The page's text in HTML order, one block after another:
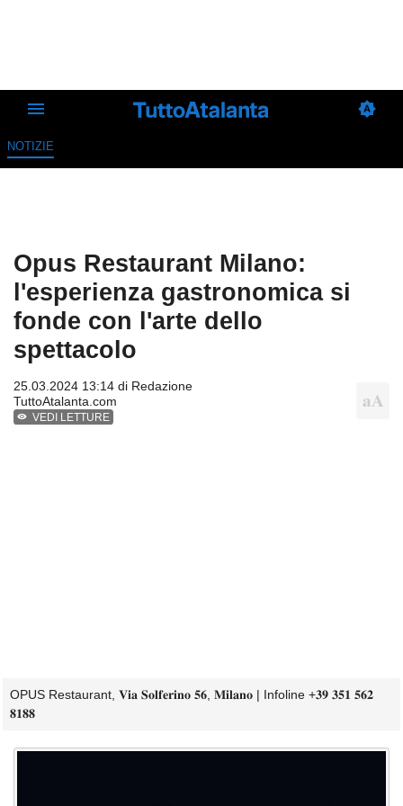
NOTIZIE
Opus Restaurant Milano:
l'esperienza gastronomica si
fonde con l'arte dello
spettacolo
25.03.2024 13:14 di Redazione
TuttoAtalanta.com
VEDI LETTURE
OPUS Restaurant, 𝐕𝐢𝐚 𝐒𝐨𝐥𝐟𝐞𝐫𝐢𝐧𝐨 𝟓𝟔, 𝐌𝐢𝐥𝐚𝐧𝐨 | Infoline +𝟑𝟗 𝟑𝟓𝟏 𝟓𝟔𝟐
𝟖𝟏𝟖𝟖